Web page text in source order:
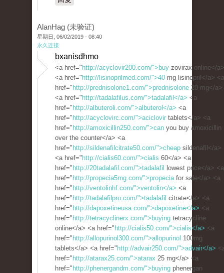
AlanHag (未验证)
星期日, 06/02/2019 - 08:40
永久连接
bxanisdhmo
<a href=" http://acyclovir200.com/">buy zovirax online</a>
<a href=" http://lisinoprilmed.com/">40 mg lisinopril</a> <a
href=" http://prednisolone1.com/">prednisolone 20 mg</a>
<a href=" http://tadalafilus.com/">tadalafil</a> <a
href=" http://albuteroli.com/">albuterol</a> <a
href=" http://acyclovirc.com/">aciclovir tablets</a> <a
href=" http://amoxicillin250.com/">can you buy amoxicillin
over the counter</a> <a
href=" http://sildenafilcitrate50.com/">cheap sildenafil</a>
<a href=" http://cialis60.com/">cialis 60</a> <a
href=" http://20tadalafil.com/">tadalafil
lowest price</a> <a
href=" http://propecia5mg.com/">propeciafor sale</a> <a
href=" http://ventolinhf.com/">ventolin</a> <a
href=" http://tadalafilpro.com/">tadalafil citrate</a> <a
href=" http://dapoxetineusa.com/">dapoxetine</a> <a
href=" http://tetracyclinerx.com/">buying tetracycline
online</a> <a href=" http://cialis50.com/">cialis</a> <a
href=" http://allopurinol300.com/">allopurinol 100mg
tablets</a> <a href=" http://advair250.com/">advair</a>
href=" http://atarax25.com/">atarax 25 mg</a> <a
href=" http://phenergandm.com/">buying phenergan